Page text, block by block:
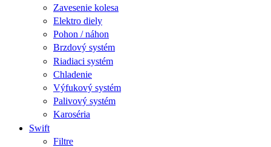
Zavesenie kolesa
Elektro diely
Pohon / náhon
Brzdový systém
Riadiaci systém
Chladenie
Výfukový systém
Palivový systém
Karoséria
Swift
Filtre